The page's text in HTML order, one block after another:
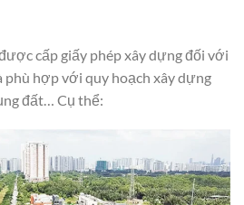
cấp giấy phép xây dựng đối với
hợp với quy hoạch xây dựng
đất… Cụ thể: